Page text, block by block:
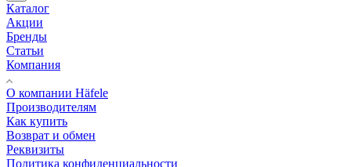
Каталог
Акции
Бренды
Статьи
Компания
О компании Häfele
Производителям
Как купить
Возврат и обмен
Реквизиты
Политика конфиденциальности